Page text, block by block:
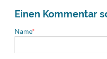
Einen Kommentar
Pflichtfeld
Name*